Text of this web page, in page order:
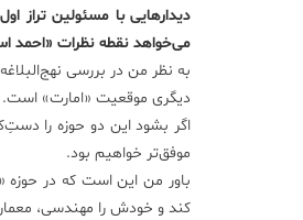
دیدارهایی با مسئولین تراز
می‌خواهد نقطه نظرات «احمد
به نظر من در بررسی
دیگری موقعیت «امارت» است.
اگر بشود این دو حوزه را
موفق‌تر خواهیم بود.
باور من این است که در حوزه
کند و خودش را مهندسی،